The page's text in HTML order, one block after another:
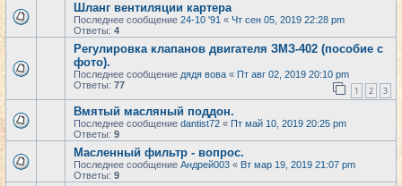
Шланг вентиляции картера
Последнее сообщение 24-10 '91 « Чт сен 05, 2019 22:28 pm
Ответы: 4
Регулировка клапанов двигателя ЗМЗ-402 (пособие с
фото).
Последнее сообщение дядя вова « Пт авг 02, 2019 20:10 pm
Ответы: 77 1 2 3
Вмятый масляный поддон.
Последнее сообщение dantist72 « Пт май 10, 2019 20:25 pm
Ответы: 9
Масленный фильтр - вопрос.
Последнее сообщение Андрей003 « Вт мар 19, 2019 21:07 pm
Ответы: 9